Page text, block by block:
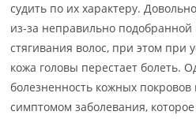
судить по их характеру.
из-за неправильно подобранной
стягивания волос, при этом при
кожа головы перестает болеть.
болезненность кожных покровов
симптомом заболевания,